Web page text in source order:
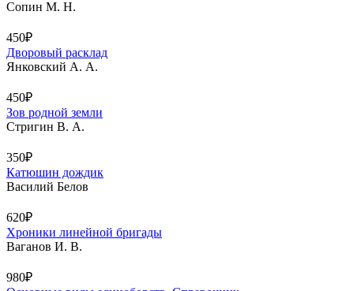
Сопин М. Н.
450₽
Дворовый расклад
Янковский А. А.
450₽
Зов родной земли
Стригин В. А.
350₽
Катюшин дождик
Василий Белов
620₽
Хроники линейной бригады
Ваганов И. В.
980₽